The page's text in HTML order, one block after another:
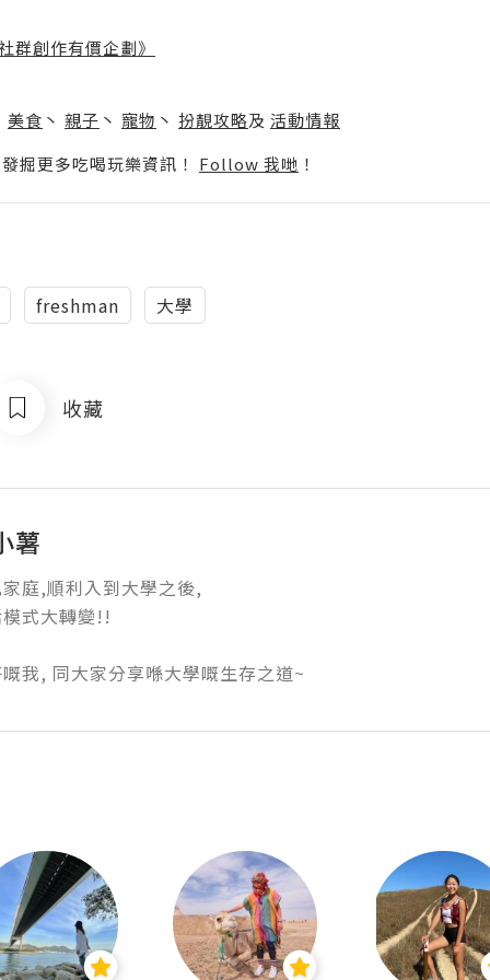
群創作有價企劃》
美食 丶 親子 丶 寵物 丶 扮靚攻略及 活動情報
掘更多吃喝玩樂資訊！ Follow 我哋 ！
freshman 大學
收藏
薯
庭,順利入到大學之後,
式大轉變!!
我, 同大家分享喺大學嘅生存之道~